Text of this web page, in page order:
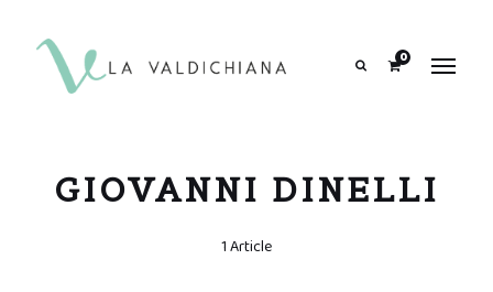
0
GIOVANNI DINELLI
1 Article